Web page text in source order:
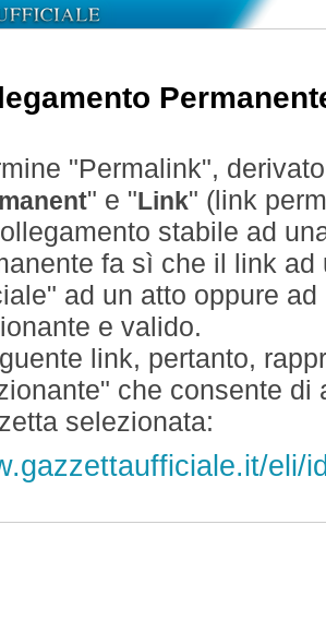
"Permalink",
" e " Link" (link
stabile ad
fa sì che il link
ad un atto oppure
e valido.
link, pertanto,
che consente
selezionata:
eli/